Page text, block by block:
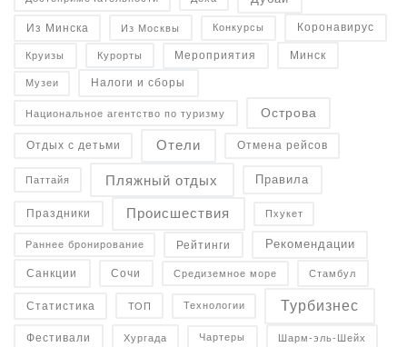
Из Минска Из Москвы Конкурсы Коронавирус
Круизы Курорты Мероприятия Минск
Музеи Налоги и сборы
Национальное агентство по туризму Острова
Отдых с детьми Отели Отмена рейсов
Паттайя Пляжный отдых Правила
Праздники Происшествия Пхукет
Раннее бронирование Рейтинги Рекомендации
Санкции Сочи Средиземное море Стамбул
Статистика ТОП Технологии Турбизнес
Фестивали Хургада Чартеры Шарм-эль-Шейх